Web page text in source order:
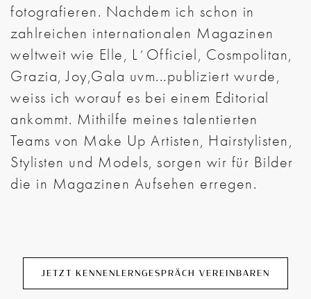
fotografieren. Nachdem ich schon in
zahlreichen internationalen Magazinen
weltweit wie Elle, L´Officiel, Cosmpolitan,
Grazia, Joy,Gala uvm...publiziert wurde,
weiss ich worauf es bei einem Editorial
ankommt. Mithilfe meines talentierten
Teams von Make Up Artisten, Hairstylisten,
Stylisten und Models, sorgen wir für Bilder
die in Magazinen Aufsehen erregen.
JETZT KENNENLERNGESPRÄCH VEREINBAREN